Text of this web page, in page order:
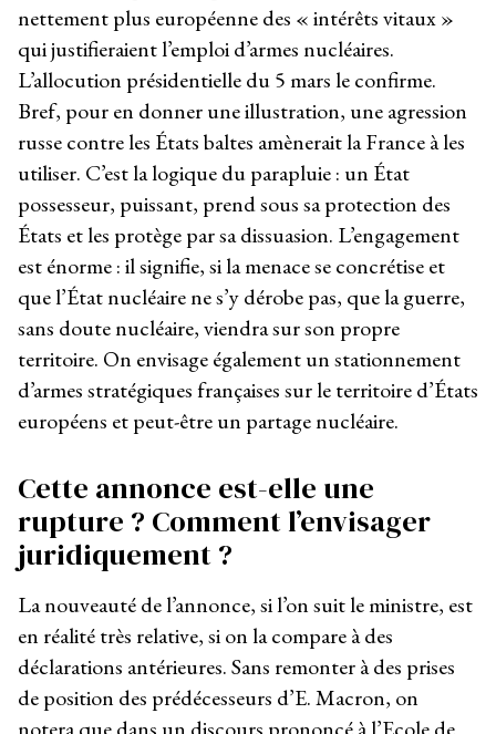
nettement plus européenne des « intérêts vitaux »
qui justifieraient l’emploi d’armes nucléaires.
L’allocution présidentielle du 5 mars le confirme.
Bref, pour en donner une illustration, une agression
russe contre les États baltes amènerait la France à les
utiliser. C’est la logique du parapluie : un État
possesseur, puissant, prend sous sa protection des
États et les protège par sa dissuasion. L’engagement
est énorme : il signifie, si la menace se concrétise et
que l’État nucléaire ne s’y dérobe pas, que la guerre,
sans doute nucléaire, viendra sur son propre
territoire. On envisage également un stationnement
d’armes stratégiques françaises sur le territoire d’États
européens et peut-être un partage nucléaire.
Cette annonce est-elle une
rupture ? Comment l’envisager
juridiquement ?
La nouveauté de l’annonce, si l’on suit le ministre, est
en réalité très relative, si on la compare à des
déclarations antérieures. Sans remonter à des prises
de position des prédécesseurs d’E. Macron, on
notera que dans un discours prononcé à l’Ecole de